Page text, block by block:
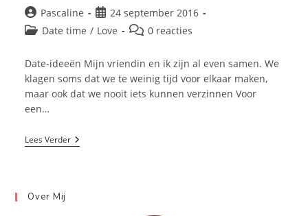
Bericht
auteur:
Pascaline
Bericht
gepubliceerd
24 september 2016
Berichtcategorie:
Date time / Love
Bericht0 reacties
Date-ideeën Mijn vriendin en ik zijn al even samen. We
klagen soms dat we te weinig tijd voor elkaar maken,
maar ook dat we nooit iets kunnen verzinnen Voor
een…
Lees VerderDate-
Idee
Over Mij